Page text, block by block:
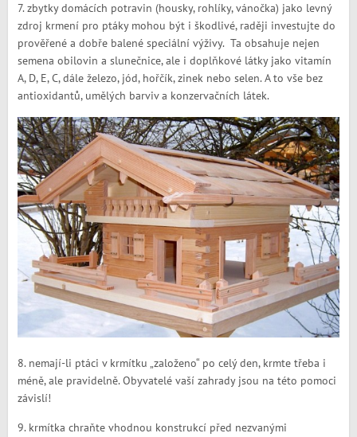
7. zbytky domácích potravin (housky, rohlíky, vánočka) jako levný
zdroj krmení pro ptáky mohou být i škodlivé, raději investujte do
prověřené a dobře balené speciální výživy. Ta obsahuje nejen
semena obilovin a slunečnice, ale i doplňkové látky jako vitamín
A, D, E, C, dále železo, jód, hořčík, zinek nebo selen. A to vše bez
antioxidantů, umělých barviv a konzervačních látek.
8. nemají-li ptáci v krmítku „založeno“ po celý den, krmte třeba i
méně, ale pravidelně. Obyvatelé vaší zahrady jsou na této pomoci
závislí!
9. krmítka chraňte vhodnou konstrukcí před nezvanými